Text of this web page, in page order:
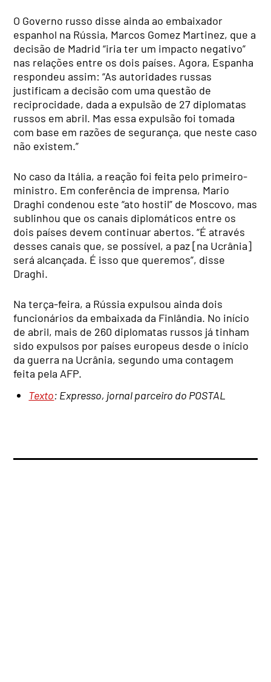
O Governo russo disse ainda ao embaixador
espanhol na Rússia, Marcos Gomez Martinez, que a
decisão de Madrid “iria ter um impacto negativo”
nas relações entre os dois países. Agora, Espanha
respondeu assim: “As autoridades russas
justificam a decisão com uma questão de
reciprocidade, dada a expulsão de 27 diplomatas
russos em abril. Mas essa expulsão foi tomada
com base em razões de segurança, que neste caso
não existem.”
No caso da Itália, a reação foi feita pelo primeiro-
ministro. Em conferência de imprensa, Mario
Draghi condenou este “ato hostil” de Moscovo, mas
sublinhou que os canais diplomáticos entre os
dois países devem continuar abertos. “É através
desses canais que, se possível, a paz [na Ucrânia]
será alcançada. É isso que queremos”, disse
Draghi.
Na terça-feira, a Rússia expulsou ainda dois
funcionários da embaixada da Finlândia. No início
de abril, mais de 260 diplomatas russos já tinham
sido expulsos por países europeus desde o início
da guerra na Ucrânia, segundo uma contagem
feita pela AFP.
Texto: Expresso, jornal parceiro do POSTAL